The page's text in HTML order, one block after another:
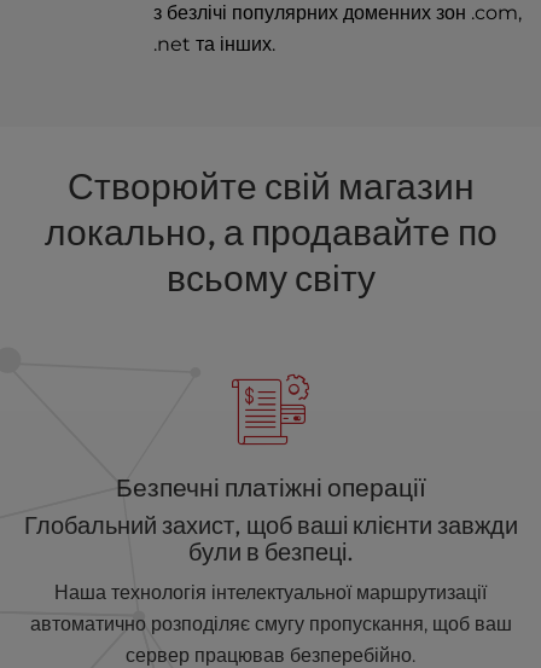
з безлічі популярних доменних зон .com,
.net та інших.
Створюйте свій магазин
локально, а продавайте по
всьому світу
Безпечні платіжні операції
Глобальний захист, щоб ваші клієнти завжди
були в безпеці.
Наша технологія інтелектуальної маршрутизації
автоматично розподіляє смугу пропускання, щоб ваш
сервер працював безперебійно.